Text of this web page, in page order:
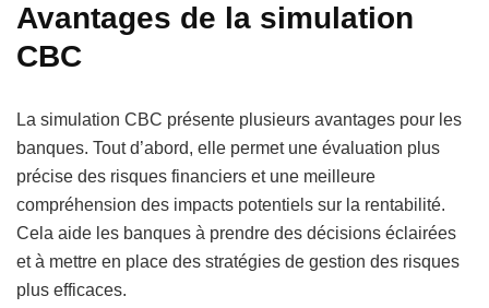
Avantages de la simulation
CBC
La simulation CBC présente plusieurs avantages pour les
banques. Tout d’abord, elle permet une évaluation plus
précise des risques financiers et une meilleure
compréhension des impacts potentiels sur la rentabilité.
Cela aide les banques à prendre des décisions éclairées
et à mettre en place des stratégies de gestion des risques
plus efficaces.